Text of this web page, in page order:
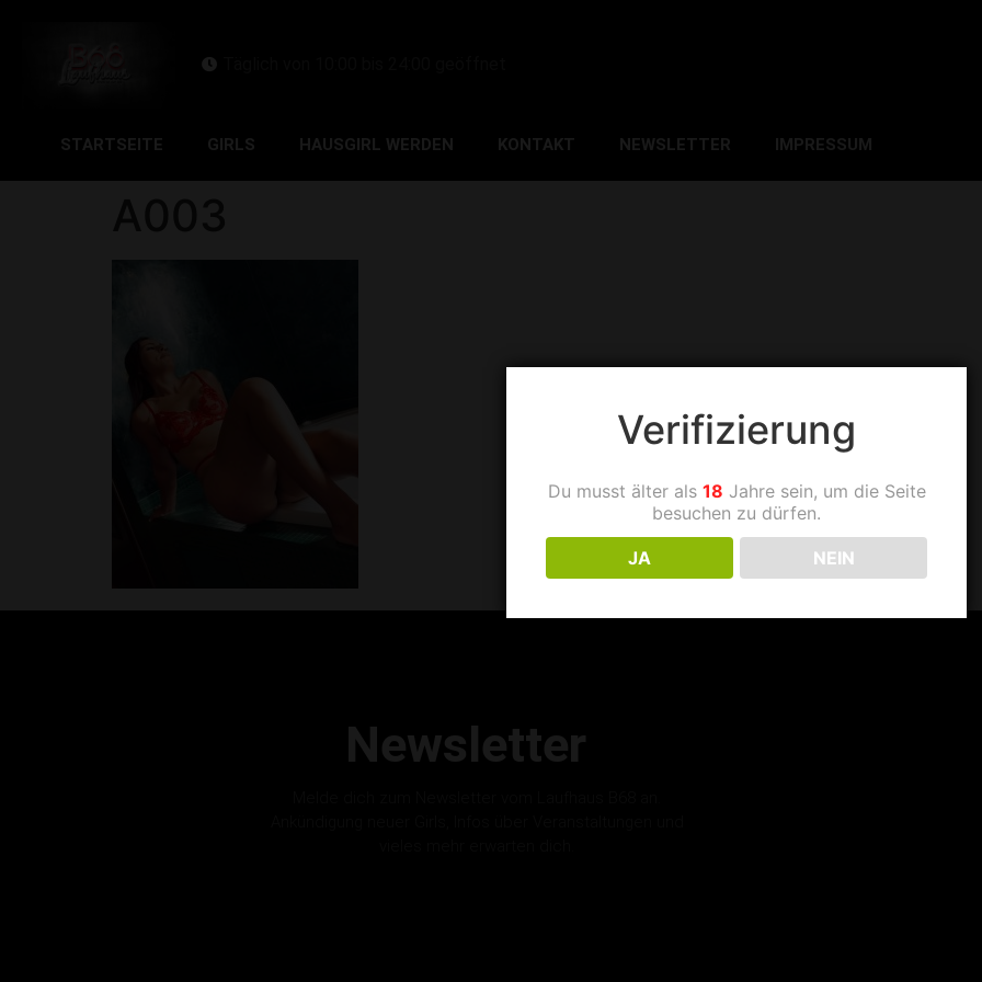
STARTSEITE GIRLS HAUSGIRL WERDEN KONTAKT NEWSLETTER IMPRESSUM
Newsletter
Verifizierung
Du musst älter als 18 Jahre sein, um die Seite
besuchen zu dürfen.
JA NEIN